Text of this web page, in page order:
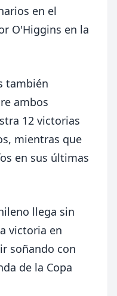
en el
O'Higgins en la
también
ambos
12 victorias
mientras que
en sus últimas
llega sin
victoria en
soñando con
de la Copa